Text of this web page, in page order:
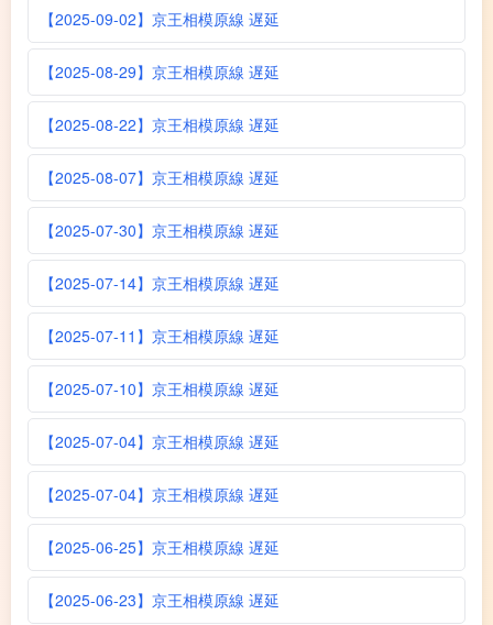
【2025-09-02】京王相模原線 遅延
【2025-08-29】京王相模原線 遅延
【2025-08-22】京王相模原線 遅延
【2025-08-07】京王相模原線 遅延
【2025-07-30】京王相模原線 遅延
【2025-07-14】京王相模原線 遅延
【2025-07-11】京王相模原線 遅延
【2025-07-10】京王相模原線 遅延
【2025-07-04】京王相模原線 遅延
【2025-07-04】京王相模原線 遅延
【2025-06-25】京王相模原線 遅延
【2025-06-23】京王相模原線 遅延